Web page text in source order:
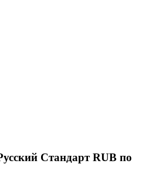
Стандарт RUB по